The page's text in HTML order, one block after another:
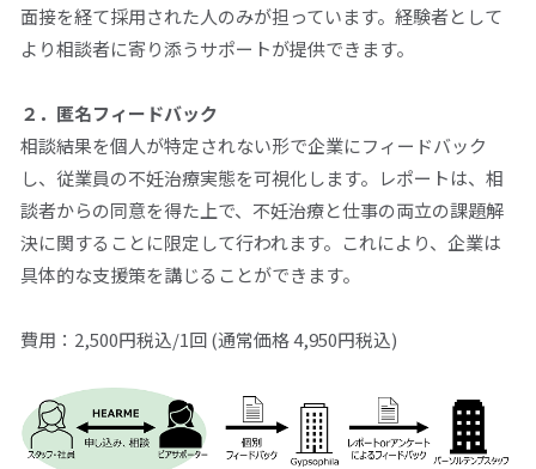
面接を経て採用された人のみが担っています。経験者として
より相談者に寄り添うサポートが提供できます。
２．匿名フィードバック
相談結果を個人が特定されない形で企業にフィードバック
し、従業員の不妊治療実態を可視化します。レポートは、相
談者からの同意を得た上で、不妊治療と仕事の両立の課題解
決に関することに限定して行われます。これにより、企業は
具体的な支援策を講じることができます。
費用： 2,500円税込/1回(通常価格4,950円税込)